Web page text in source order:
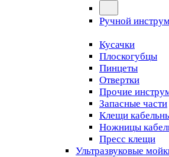
Ручной
Кусачки
Плоскогубцы
Пинцеты
Отвертки
Прочие
Запасные части
Клещи
Ножницы
Пресс клещи
Ультразвуковые